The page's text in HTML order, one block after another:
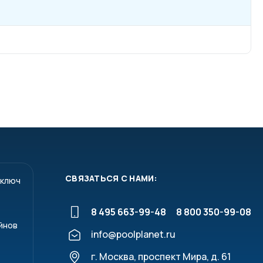
СВЯЗАТЬСЯ С НАМИ:
8 495 663-99-48
8 800 350-99-08
info@poolplanet.ru
г. Москва, проспект Мира, д. 61